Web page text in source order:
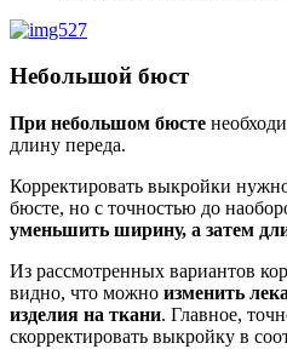
Небольшой бюст
При небольшом бюсте
длину переда.
Корректировать выкройки
бюсте, но с точностью до
уменьшить ширину, а затем
Из рассмотренных вариантов
видно, что можно изменить
изделия на ткани. Главное,
скорректировать выкройку в